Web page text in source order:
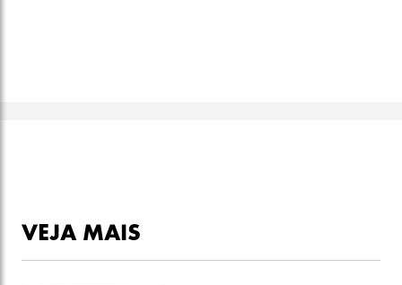
VEJA MAIS